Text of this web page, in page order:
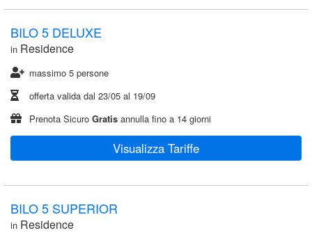
BILO 5 DELUXE
in Residence
massimo 5 persone
offerta valida dal 23/05 al 19/09
Prenota Sicuro Gratis annulla fino a 14 giorni
Visualizza Tariffe
BILO 5 SUPERIOR
in Residence